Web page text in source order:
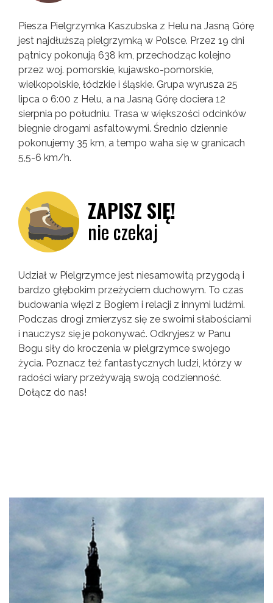
Piesza Pielgrzymka Kaszubska z Helu na Jasną Górę
jest najdłuższą pielgrzymką w Polsce. Przez 19 dni
pątnicy pokonują 638 km, przechodząc kolejno
przez woj. pomorskie, kujawsko-pomorskie,
wielkopolskie, łódzkie i śląskie. Grupa wyrusza 25
lipca o 6:00 z Helu, a na Jasną Górę dociera 12
sierpnia po południu. Trasa w większości odcinków
biegnie drogami asfaltowymi. Średnio dziennie
pokonujemy 35 km, a tempo waha się w granicach
5,5-6 km/h.
ZAPISZ SIĘ!
nie czekaj
Udział w Pielgrzymce jest niesamowitą przygodą i
bardzo głębokim przeżyciem duchowym. To czas
budowania więzi z Bogiem i relacji z innymi ludźmi.
Podczas drogi zmierzysz się ze swoimi słabościami
i nauczysz się je pokonywać. Odkryjesz w Panu
Bogu siły do kroczenia w pielgrzymce swojego
życia. Poznacz też fantastycznych ludzi, którzy w
radości wiary przeżywają swoją codzienność.
Dołącz do nas!